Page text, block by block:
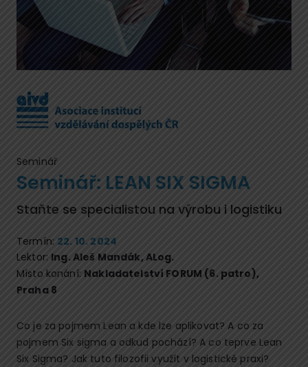
Seminář
Seminář: LEAN SIX SIGMA
Staňte se specialistou na výrobu i logistiku
Termín: 22. 10. 2024
Lektor: Ing. Aleš Mandák, ALog.
Místo konání: Nakladatelství FORUM (6. patro),
Praha 8
Co je za pojmem Lean a kde lze aplikovat? A co za
pojmem Six sigma a odkud pochází? A co teprve Lean
Six Sigma? Jak tuto filozofii využít v logistické praxi?